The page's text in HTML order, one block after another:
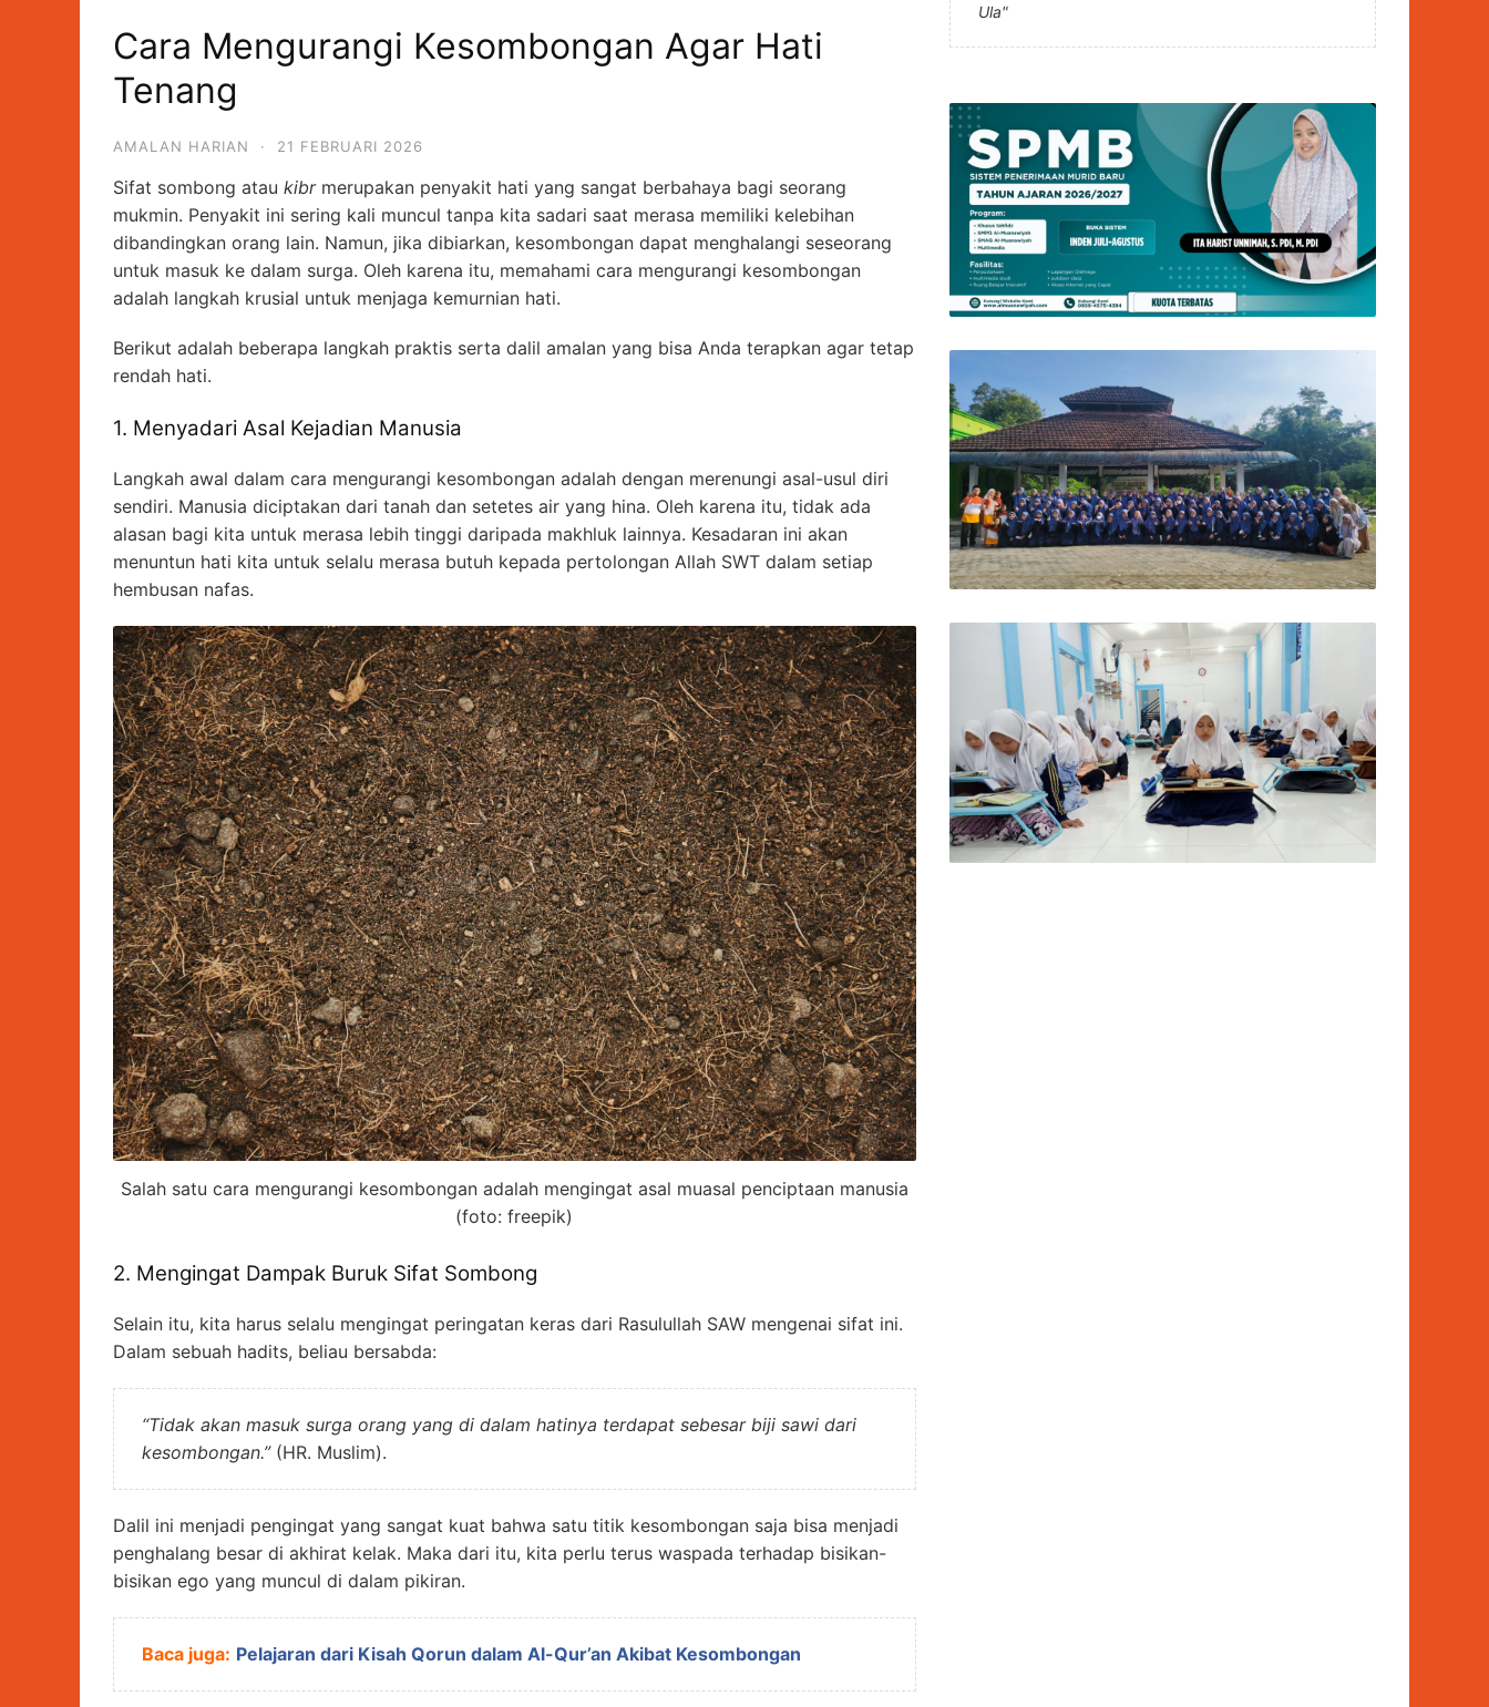
Cara Mengurangi Kesombongan Agar Hati
Tenang
AMALAN HARIAN · 21 FEBRUARI 2026
Sifat sombong atau kibrmerupakan penyakit hati yang sangat berbahaya bagi seorang
mukmin. Penyakit ini sering kali muncul tanpa kita sadari saat merasa memiliki kelebihan
dibandingkan orang lain. Namun, jika dibiarkan, kesombongan dapat menghalangi seseorang
untuk masuk ke dalam surga. Oleh karena itu, memahami cara mengurangi kesombongan
adalah langkah krusial untuk menjaga kemurnian hati.
Berikut adalah beberapa langkah praktis serta dalil amalan yang bisa Anda terapkan agar tetap
rendah hati.
1. Menyadari Asal Kejadian Manusia
Langkah awal dalam cara mengurangi kesombongan adalah dengan merenungi asal-usul diri
sendiri. Manusia diciptakan dari tanah dan setetes air yang hina. Oleh karena itu, tidak ada
alasan bagi kita untuk merasa lebih tinggi daripada makhluk lainnya. Kesadaran ini akan
menuntun hati kita untuk selalu merasa butuh kepada pertolongan Allah SWT dalam setiap
hembusan nafas.
Salah satu cara mengurangi kesombongan adalah mengingat asal muasal penciptaan manusia
(foto: freepik)
2. Mengingat Dampak Buruk Sifat Sombong
Selain itu, kita harus selalu mengingat peringatan keras dari Rasulullah SAW mengenai sifat ini.
Dalam sebuah hadits, beliau bersabda:
“Tidak akan masuk surga orang yang di dalam hatinya terdapat sebesar biji sawi dari
kesombongan.”(HR. Muslim).
Dalil ini menjadi pengingat yang sangat kuat bahwa satu titik kesombongan saja bisa menjadi
penghalang besar di akhirat kelak. Maka dari itu, kita perlu terus waspada terhadap bisikan-
bisikan ego yang muncul di dalam pikiran.
Baca juga: Pelajaran dari Kisah Qorun dalam Al-Qur’an Akibat Kesombongan
Ula"